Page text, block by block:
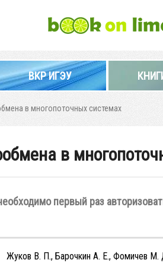
ВКР ИГЭУ
в многопоточных системах
в
первый раз
Жуков В. П., Барочкин А. Е., Фомичев М.